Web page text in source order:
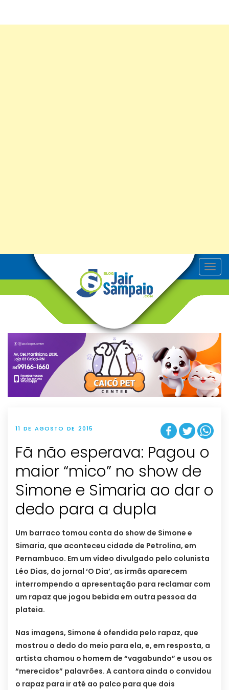
T
o
v
g
t
i
o
n
11 DE AGOSTO DE 2015
Fã não esperava: Pagou o
maior “mico” no show de
Simone e Simaria ao dar o
dedo para a dupla
Um barraco tomou conta do show de Simone e
Simaria, que aconteceu cidade de Petrolina, em
Pernambuco. Em um vídeo divulgado pelo colunista
Léo Dias, do jornal ‘O Dia’, as irmãs aparecem
interrompendo a apresentação para reclamar com
um rapaz que jogou bebida em outra pessoa da
plateia.
Nas imagens, Simone é ofendida pelo rapaz, que
mostrou o dedo do meio para ela, e, em resposta, a
artista chamou o homem de “vagabundo” e usou os
“merecidos” palavrões. A cantora ainda o convidou
o rapaz para ir até ao palco para que dois